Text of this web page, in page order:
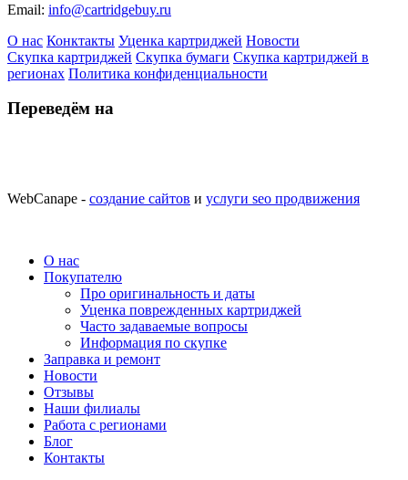
Email: info@cartridgebuy.ru
О нас Конктакты Уценка картриджей Новости
Скупка картриджей Скупка бумаги Скупка картриджей в
регионах Политика конфиденциальности
Переведём на
WebCanape - создание сайтов и услуги seo продвижения
О нас
Покупателю
Про оригинальность и даты
Уценка поврежденных картриджей
Часто задаваемые вопросы
Информация по скупке
Заправка и ремонт
Новости
Отзывы
Наши филиалы
Работа с регионами
Блог
Контакты